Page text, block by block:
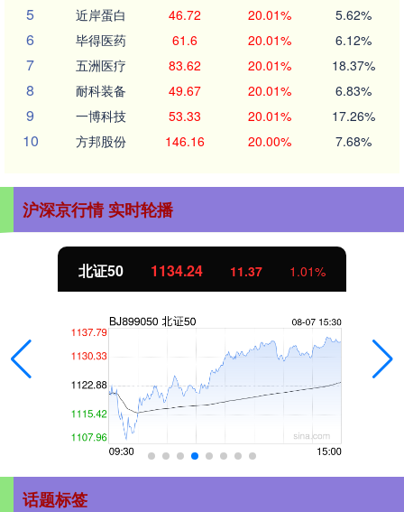
5 近岸蛋白 46.72 20.01% 5.62%
6 毕得医药 61.6 20.01% 6.12%
7 五洲医疗 83.62 20.01% 18.37%
8 耐科装备 49.67 20.01% 6.83%
9 一博科技 53.33 20.01% 17.26%
10 方邦股份 146.16 20.00% 7.68%
沪深京行情 实时轮播
北证50 1134.24 11.37 1.01%
话题标签